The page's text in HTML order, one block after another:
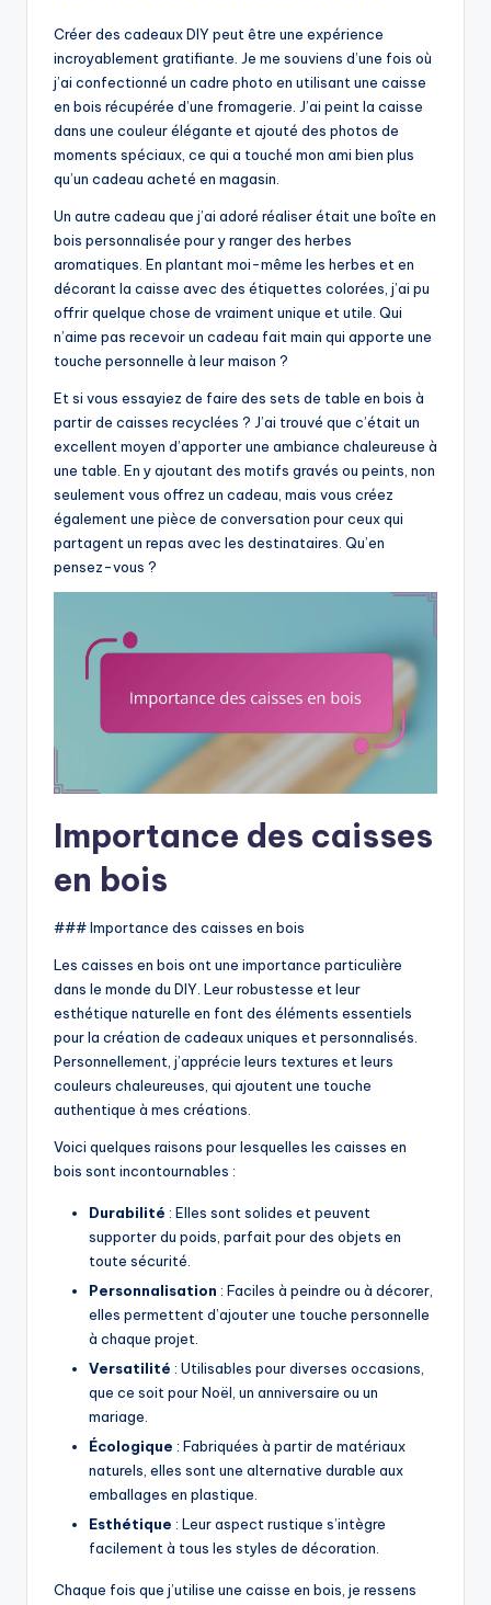
Créer des cadeaux DIY peut être une expérience
incroyablement gratifiante. Je me souviens d’une fois où
j’ai confectionné un cadre photo en utilisant une caisse
en bois récupérée d’une fromagerie. J’ai peint la caisse
dans une couleur élégante et ajouté des photos de
moments spéciaux, ce qui a touché mon ami bien plus
qu’un cadeau acheté en magasin.
Un autre cadeau que j’ai adoré réaliser était une boîte en
bois personnalisée pour y ranger des herbes
aromatiques. En plantant moi-même les herbes et en
décorant la caisse avec des étiquettes colorées, j’ai pu
offrir quelque chose de vraiment unique et utile. Qui
n’aime pas recevoir un cadeau fait main qui apporte une
touche personnelle à leur maison ?
Et si vous essayiez de faire des sets de table en bois à
partir de caisses recyclées ? J’ai trouvé que c’était un
excellent moyen d’apporter une ambiance chaleureuse à
une table. En y ajoutant des motifs gravés ou peints, non
seulement vous offrez un cadeau, mais vous créez
également une pièce de conversation pour ceux qui
partagent un repas avec les destinataires. Qu’en
pensez-vous ?
Importance des caisses
en bois
### Importance des caisses en bois
Les caisses en bois ont une importance particulière
dans le monde du DIY. Leur robustesse et leur
esthétique naturelle en font des éléments essentiels
pour la création de cadeaux uniques et personnalisés.
Personnellement, j’apprécie leurs textures et leurs
couleurs chaleureuses, qui ajoutent une touche
authentique à mes créations.
Voici quelques raisons pour lesquelles les caisses en
bois sont incontournables :
Durabilité : Elles sont solides et peuvent
supporter du poids, parfait pour des objets en
toute sécurité.
Personnalisation : Faciles à peindre ou à décorer,
elles permettent d’ajouter une touche personnelle
à chaque projet.
Versatilité : Utilisables pour diverses occasions,
que ce soit pour Noël, un anniversaire ou un
mariage.
Écologique : Fabriquées à partir de matériaux
naturels, elles sont une alternative durable aux
emballages en plastique.
Esthétique : Leur aspect rustique s’intègre
facilement à tous les styles de décoration.
Chaque fois que j’utilise une caisse en bois, je ressens